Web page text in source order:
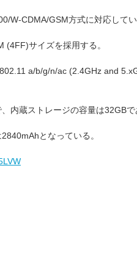
W-CDMA/GSM方式に対応してい
(4FF)サイズを採用する。
a/b/g/n/ac (2.4GHz and
内蔵ストレージの容量は32GBで
となっている。